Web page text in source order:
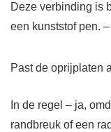
Deze verbinding is
een kunststof pen. –
Past de oprijplaten
In de regel – ja,
randbreuk of een